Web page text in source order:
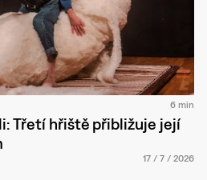
6 min
Třetí hřiště přibližuje její
17 / 7 / 2026